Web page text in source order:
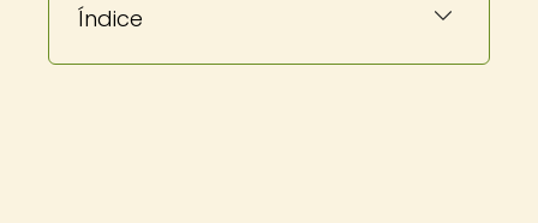
Índice